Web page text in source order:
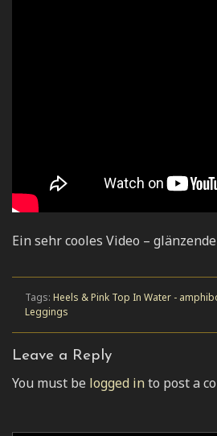
Ein sehr cooles Video –
Tags: Heels & Pink Top In Water -
Leggings
Leave a Reply
You must be logged into post a